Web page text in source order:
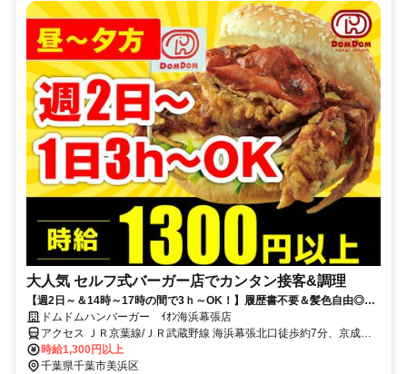
大人気 セルフ式バーガー店でカンタン接客&調理
【週2日～＆14時～17時の間で3ｈ～OK！】履歴書不要＆髪色自由◎扶
養内で働きたい方、Wワークで働きたい方はぜひ♪
ドムドムハンバーガー ｲｵﾝ海浜幕張店
アクセス ＪＲ京葉線/ＪＲ武蔵野線 海浜幕張北口徒歩約7分、京成千
葉線 京成幕張徒歩約21分、ＪＲ総武本線 幕張南口徒歩約21分
時給1,300円以上
千葉県千葉市美浜区